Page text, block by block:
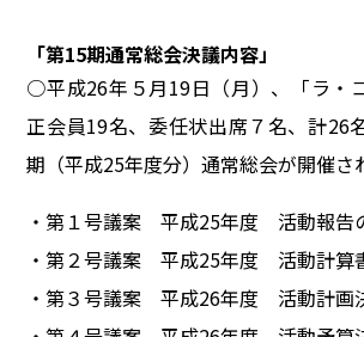
「第15期通常総会決議内容」
○平成26年５月19日（月）、「ラ・
正会員19名、委任状出席７名、計26
期（平成25年度分）通常総会が開催さ
・第１号議案 平成25年度 活動報告
・第２号議案 平成25年度 活動計算
・第３号議案 平成26年度 活動計画